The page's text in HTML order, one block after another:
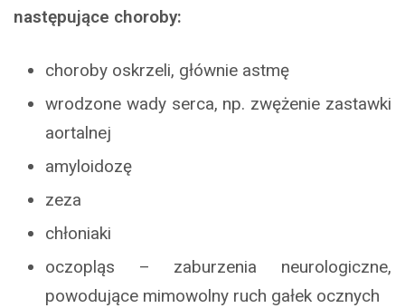
następujące choroby:
choroby oskrzeli, głównie astmę
wrodzone wady serca, np. zwężenie zastawki
aortalnej
amyloidozę
zeza
chłoniaki
oczopląs – zaburzenia neurologiczne,
powodujące mimowolny ruch gałek ocznych